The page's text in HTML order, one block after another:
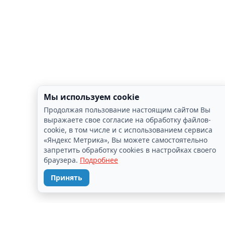
Мы используем cookie
Продолжая пользование настоящим сайтом Вы
выражаете свое согласие на обработку файлов-
cookie, в том числе и с использованием сервиса
«Яндекс Метрика», Вы можете самостоятельно
запретить обработку cookies в настройках своего
браузера. Подробнее
Принять